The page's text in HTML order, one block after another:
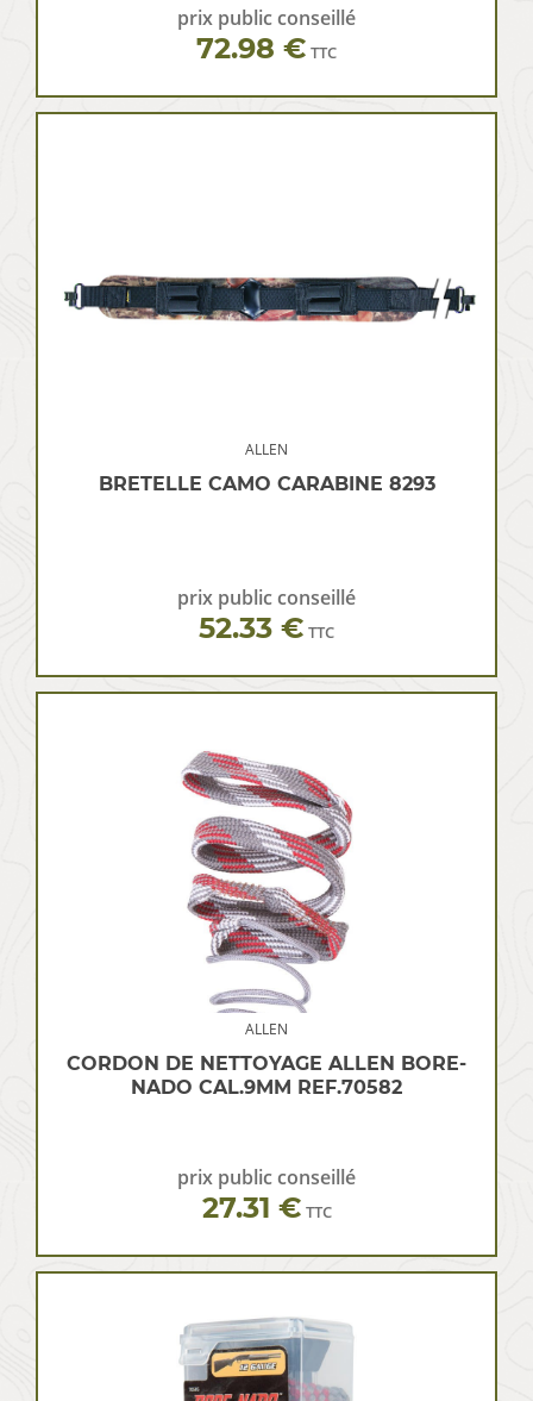
prix public conseillé
72.98 € TTC
ALLEN
BRETELLE CAMO CARABINE 8293
prix public conseillé
52.33 € TTC
ALLEN
CORDON DE NETTOYAGE ALLEN BORE-
NADO CAL.9MM REF.70582
prix public conseillé
27.31 € TTC